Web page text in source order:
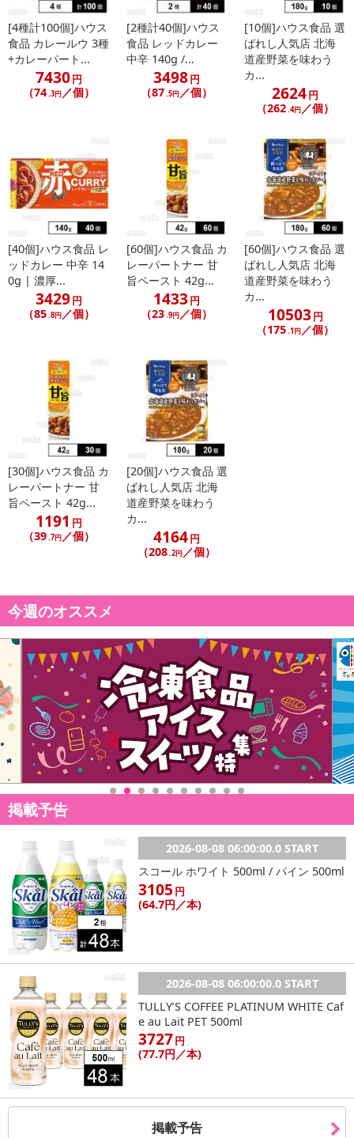
[4種計100個]ハウス
食品 カレールウ 3種
+カレーパート...
7430円
（74 .3円／個）
[2種計40個]ハウス
食品 レッドカレー
中辛 140g /...
3498円
（87 .5円 ／個）
[10個]ハウス食品 選
ばれし人気店 北海
道産野菜を味わう
カ...
2624円
（262 .4円 ／個）
[40個]ハウス食品 レ
ッドカレー 中辛 14
0g | 濃厚...
3429円
（85.8円／個）
[60個]ハウス食品 カ
レーパートナー 甘
旨ペースト 42g...
1433円
（23.9円／個）
[60個]ハウス食品 選
ばれし人気店 北海
道産野菜を味わう
カ...
10503円
（175.1円／個）
[30個]ハウス食品 カ
レーパートナー 甘
旨ペースト 42g...
1191 円
（39.7円／個）
[20個]ハウス食品 選
ばれし人気店 北海
道産野菜を味わう
カ...
4164円
（208.2円／個）
今週のオススメ
掲載予告
2026-08-08 06:00:00.0 START
スコール ホワイト 500ml / パイン 500ml
3105 円
(64.7円 ／本)
2026-08-08 06:00:00.0 START
TULLY’S COFFEE PLATINUM WHITE Caf
e au Lait PET 500ml
3727円
(77.7円 ／本)
掲載予告